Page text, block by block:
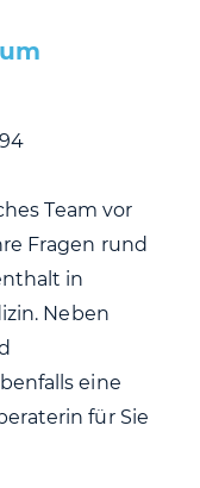
Team vor
Fragen rund
in
Neben
eine
für Sie